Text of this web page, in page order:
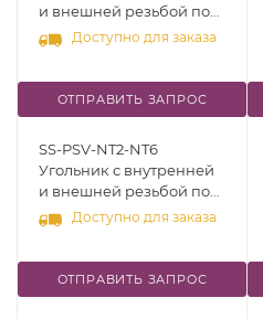
и внешней резьбой под
45°, [R (RT) 1/2" - R (RT) 1/4"],
нерж.сталь 316
Доступно для заказа
ОТПРАВИТЬ ЗАПРОС
SS-PSV-NT2-NT6
Угольник с внутренней
и внешней резьбой под
45°, [NPT 1/8" - NPT 3/8"],
нерж.сталь 316
Доступно для заказа
ОТПРАВИТЬ ЗАПРОС